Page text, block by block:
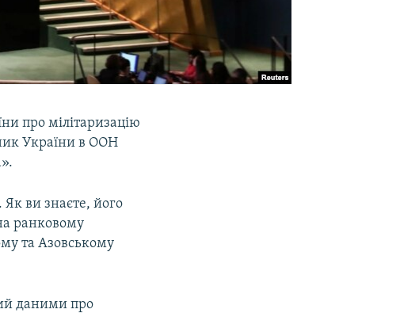
про мілітаризацію
України в ООН
ви знаєте, його
ранковому
та Азовському
даними про